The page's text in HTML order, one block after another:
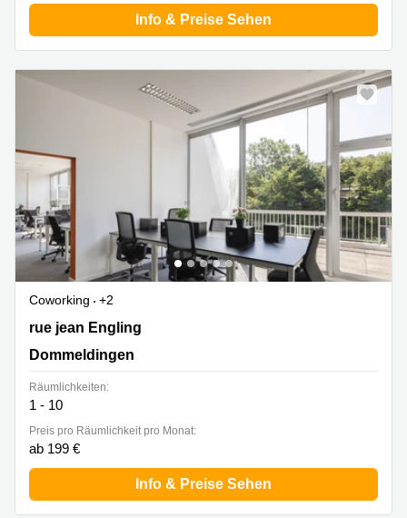
Esch-
sur-
Alzette
Info & Preise Sehen
Coworking
+2
2 rue jean Engling, Dommeldingen
rue jean Engling
Dommeldingen
Räumlichkeiten:
1 - 10
Preis pro Räumlichkeit pro Monat:
ab 199 €
Info & Preise Sehen